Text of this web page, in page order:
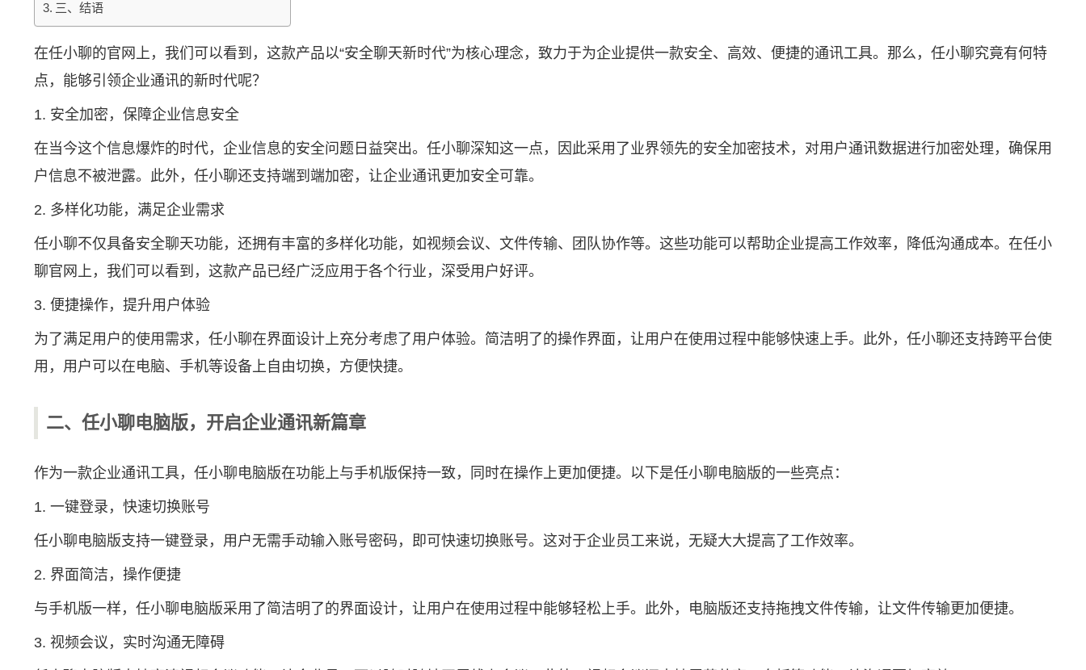
三、结语
在任小聊的官网上，我们可以看到，这款产品以“安全聊天新时代”为核心理念，致力于为企业提供一款安全、高效、便捷的通讯工具。那么，任小聊究竟有何特
点，能够引领企业通讯的新时代呢？
1. 安全加密，保障企业信息安全
在当今这个信息爆炸的时代，企业信息的安全问题日益突出。任小聊深知这一点，因此采用了业界领先的安全加密技术，对用户通讯数据进行加密处理，确保用
户信息不被泄露。此外，任小聊还支持端到端加密，让企业通讯更加安全可靠。
2. 多样化功能，满足企业需求
任小聊不仅具备安全聊天功能，还拥有丰富的多样化功能，如视频会议、文件传输、团队协作等。这些功能可以帮助企业提高工作效率，降低沟通成本。在任小
聊官网 上，我们可以看到，这款产品已经广泛应用于各个行业，深受用户好评。
3. 便捷操作，提升用户体验
为了满足用户的使用需求，任小聊在界面设计上充分考虑了用户体验。简洁明了的操作界面，让用户在使用过程中能够快速上手。此外，任小聊还支持跨平台使
用，用户可以在电脑、手机等设备上自由切换，方便快捷。
二、任小聊电脑版，开启企业通讯新篇章
作为一款企业通讯工具，任小聊电脑版在功能上与手机版保持一致，同时在操作上更加便捷。以下是任小聊电脑版的一些亮点：
1. 一键登录，快速切换账号
任小聊电脑版支持一键登录，用户无需手动输入账号密码，即可快速切换账号。这对于企业员工来说，无疑大大提高了工作效率。
2. 界面简洁，操作便捷
与手机版一样，任小聊电脑版采用了简洁明了的界面设计，让用户在使用过程中能够轻松上手。此外，电脑版还支持拖拽文件传输，让文件传输更加便捷。
3. 视频会议，实时沟通无障碍